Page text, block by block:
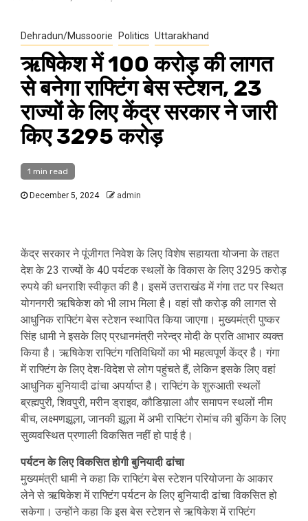
Dehradun/Mussoorie Politics Uttarakhand
ऋषिकेश में 100 करोड़ की लागत
से बनेगा राफ्टिंग बेस स्टेशन, 23
राज्यों के लिए केंद्र सरकार ने जारी
किए 3295 करोड़
1 min read
December 5, 2024 admin
केंद्र सरकार ने पूंजीगत निवेश के लिए विशेष सहायता योजना के तहत
देश के 23 राज्यों के 40 पर्यटक स्थलों के विकास के लिए 3295 करोड़
रुपये की धनराशि स्वीकृत की है। इसमें उत्तराखंड में गंगा तट पर स्थित
योगनगरी ऋषिकेश को भी लाभ मिला है। वहां सौ करोड़ की लागत से
आधुनिक राफ्टिंग बेस स्टेशन स्थापित किया जाएगा। मुख्यमंत्री पुष्कर
सिंह धामी ने इसके लिए प्रधानमंत्री नरेन्द्र मोदी के प्रति आभार व्यक्त
किया है। ऋषिकेश राफ्टिंग गतिविधियों का भी महत्वपूर्ण केंद्र है। गंगा
में राफ्टिंग के लिए देश-विदेश से लोग पहुंचते हैं, लेकिन इसके लिए वहां
आधुनिक बुनियादी ढांचा अपर्याप्त है। राफ्टिंग के शुरुआती स्थलों
ब्रह्मपुरी, शिवपुरी, मरीन ड्राइव, कौडिय़ाला और समापन स्थलों नीम
बीच, लक्ष्मणझूला, जानकी झूला में अभी राफ्टिंग रोमांच की बुकिंग के लिए
सुव्यवस्थित प्रणाली विकसित नहीं हो पाई है।
पर्यटन के लिए विकसित होगी बुनियादी ढांचा
मुख्यमंत्री धामी ने कहा कि राफ्टिंग बेस स्टेशन परियोजना के आकार
लेने से ऋषिकेश में राफ्टिंग पर्यटन के लिए बुनियादी ढांचा विकसित हो
सकेगा। उन्होंने कहा कि इस बेस स्टेशन से ऋषिकेश में राफ्टिंग